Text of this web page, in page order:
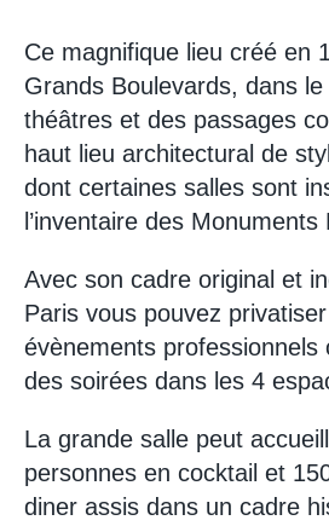
Ce magnifique lieu créé en
Grands Boulevards, dans
théâtres et des passages
haut lieu architectural de
dont certaines salles sont
l’inventaire des Monuments
Avec son cadre original et
Paris vous pouvez
évènements professionnels
des soirées dans les 4
La grande salle peut
personnes en cocktail et
diner assis dans un cadre